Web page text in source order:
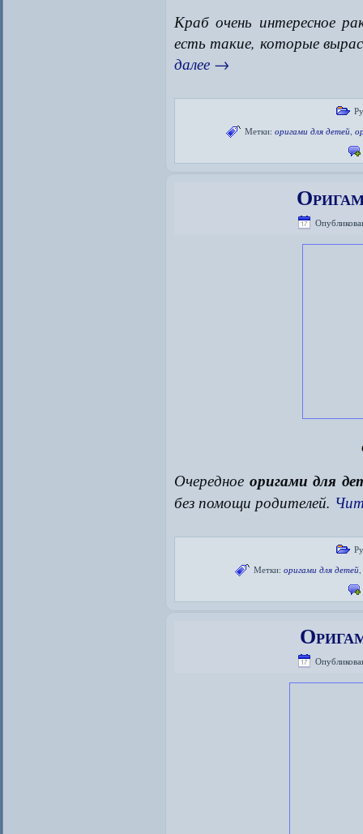
Краб очень интересное
есть такие, которые
далее →
Метки: оригами для детей,
Очередное оригами для
без помощи родителей.
Метки: оригами для детей